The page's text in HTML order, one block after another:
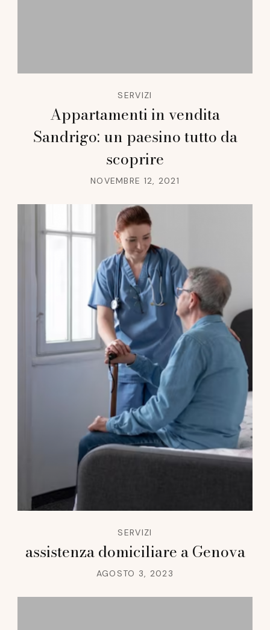
SERVIZI
Appartamenti in vendita
Sandrigo: un paesino tutto da
scoprire
NOVEMBRE 12, 2021
SERVIZI
assistenza domiciliare a Genova
AGOSTO 3, 2023